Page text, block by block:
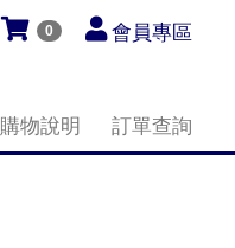
0 會員專區
購物說明 訂單查詢